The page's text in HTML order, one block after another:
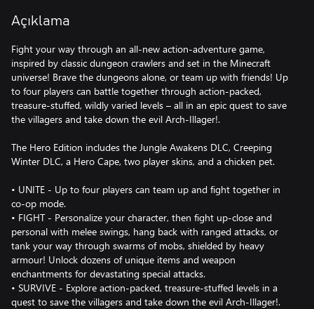
Açıklama
Fight your way through an all-new action-adventure game,
inspired by classic dungeon crawlers and set in the Minecraft
universe! Brave the dungeons alone, or team up with friends! Up
to four players can battle together through action-packed,
treasure-stuffed, wildly varied levels – all in an epic quest to save
the villagers and take down the evil Arch-Illager!.
The Hero Edition includes the Jungle Awakens DLC, Creeping
Winter DLC, a Hero Cape, two player skins, and a chicken pet.
• UNITE - Up to four players can team up and fight together in
co-op mode.
• FIGHT - Personalize your character, then fight up-close and
personal with melee swings, hang back with ranged attacks, or
tank your way through swarms of mobs, shielded by heavy
armour! Unlock dozens of unique items and weapon
enchantments for devastating special attacks.
• SURVIVE - Explore action-packed, treasure-stuffed levels in a
quest to save the villagers and take down the evil Arch-Illager!.